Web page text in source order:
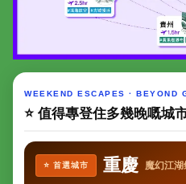
WEEKEND ESCAPES · BEYOND
⭐ 值得專登住多幾晚嘅城
⭐ 首選城市 重慶 魔幻江湖